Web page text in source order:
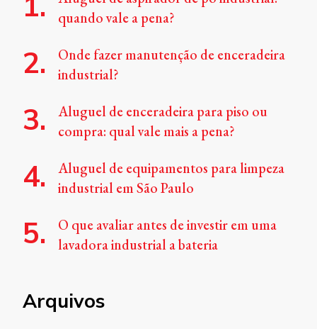
quando vale a pena?
Onde fazer manutenção de enceradeira
industrial?
Aluguel de enceradeira para piso ou
compra: qual vale mais a pena?
Aluguel de equipamentos para limpeza
industrial em São Paulo
O que avaliar antes de investir em uma
lavadora industrial a bateria
Arquivos